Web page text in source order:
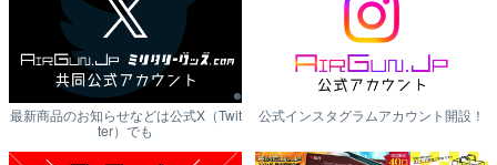
最新商品のお知らせなどは公式X（Twit
ter）でも
公式インスタグラムアカウント開設！